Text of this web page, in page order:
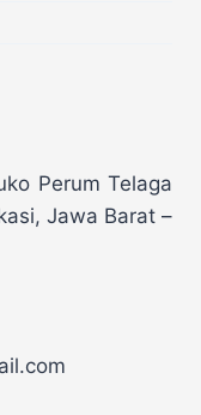
Perum Telaga
Jawa Barat –